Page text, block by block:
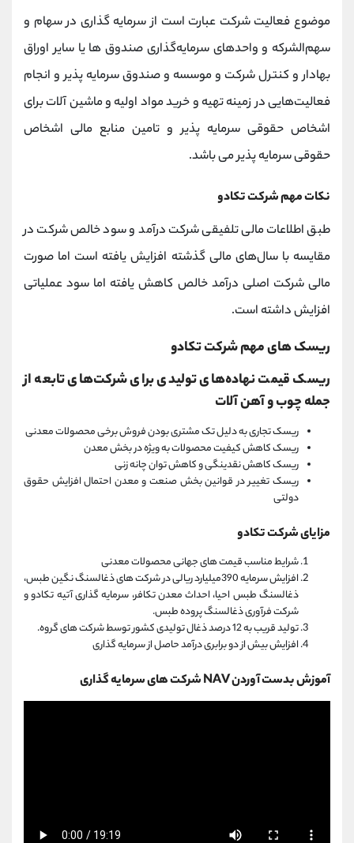
موضوع فعالیت شرکت عبارت است از سرمایه گذاری در سهام و
سهم‌الشرکه و واحدهای سرمایه‌گذاری صندوق ها یا سایر اوراق
بهادار و کنترل شرکت و موسسه و صندوق سرمایه پذیر و انجام
فعالیت‌هایی در زمینه تهیه و خرید مواد اولیه و ماشین آلات برای
اشخاص حقوقی سرمایه پذیر و تامین منابع مالی اشخاص
حقوقی سرمایه پذیر می باشد.
نکات مهم شرکت تكادو
طبق اطلاعات مالی تلفیقی شرکت درآمد و سود خالص شرکت در
مقایسه با سال‌های مالی گذشته افزایش یافته است اما صورت
مالی شرکت اصلی درآمد خالص کاهش یافته اما سود عملیاتی
افزایش داشته است.
ریسک های مهم شرکت تكادو
ریسک قیمت نهاده‌های تولیدی برای شرکت‌های تابعه از
جمله چوب و آهن آلات
ریسک تجاری به دلیل تک مشتری بودن فروش برخی محصولات معدنی
ریسک کاهش کیفیت محصولات به ویژه در بخش معدن
ریسک کاهش نقدینگی و کاهش توان چانه زنی
ریسک تغییر در قوانین بخش صنعت و معدن احتمال افزایش حقوق
دولتی
مزایای شرکت تكادو
شرایط مناسب قیمت های جهانی محصولات معدنی
افزایش سرمایه 390میلیارد ریالی در شرکت های ذغالسنگ نگین طبس،
ذغالسنگ طبس احیا، احداث معدن تکافر، سرمایه گذاری آتیه تکادو و
شرکت فرآوری ذغالسنگ پروده طبس.
تولید قریب به 12 درصد ذغال تولیدی کشور توسط شرکت های گروه.
افزایش بیش از دو برابری درآمد حاصل از سرمایه گذاری
آموزش بدست آوردن NAV شرکت های سرمایه گذاری